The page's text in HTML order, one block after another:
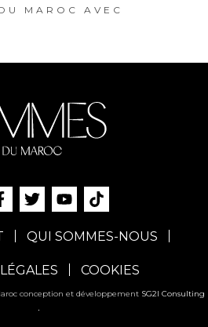
MAROC AVEC
QUI SOMMES-NOUS
COOKIES
conception et développement SG2I Consulting